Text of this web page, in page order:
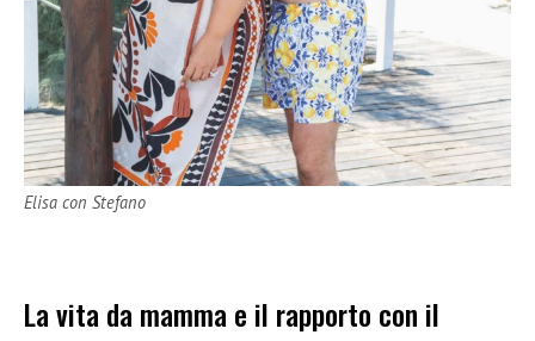
Elisa con Stefano
La vita da mamma e il rapporto con il